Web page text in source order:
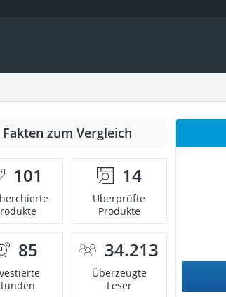
Fakten zum Vergleich
101 14
Überprüfte
Produkte
85 34.213
Überzeugte
Leser